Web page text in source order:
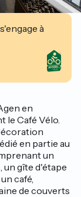
à
en
le Café Vélo.
en partie au
un
un gîte d'étape
café,
de couverts